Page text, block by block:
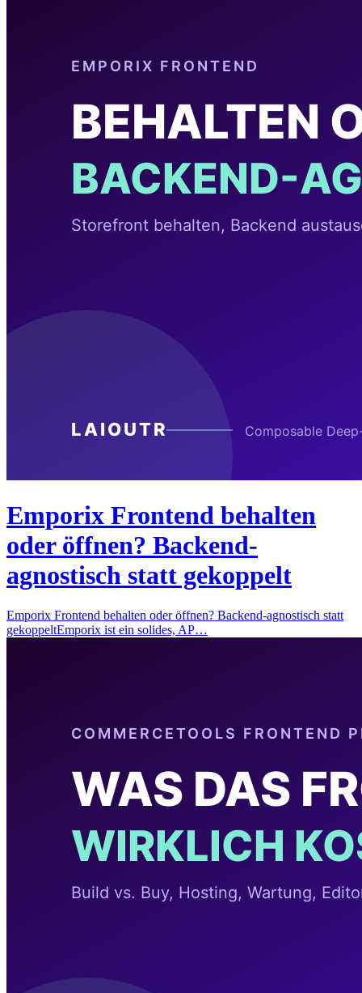
Emporix Frontend behalten
oder öffnen? Backend-
agnostisch statt gekoppelt
Emporix Frontend behalten oder öffnen? Backend-agnostisch statt
gekoppeltEmporix ist ein solides, AP…